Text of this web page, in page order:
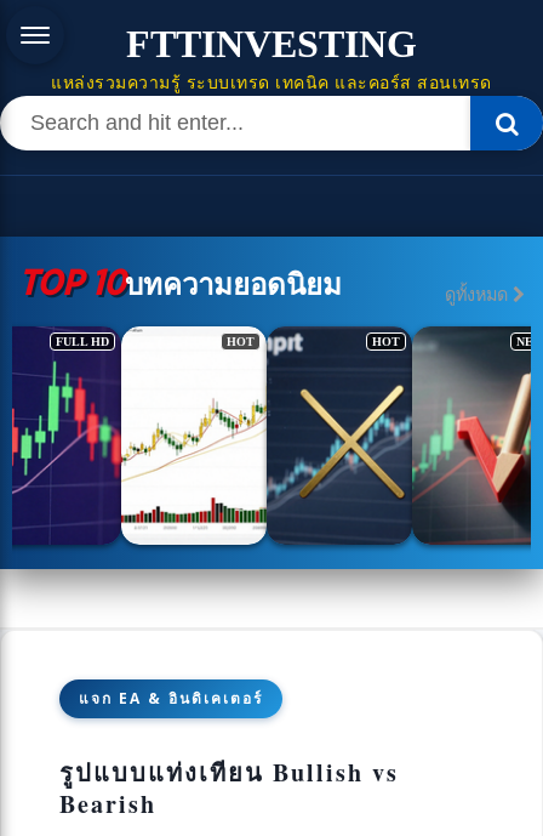
FTTINVESTING
แหล่งรวมความรู้ ระบบเทรด เทคนิค และคอร์ส สอนเทรด
TOP 10บทความยอดนิยม ดูทั้งหมด
HOT HOT NEW HOT
แจก EA & อินดิเคเตอร์
รูปแบบแท่งเทียน Bullish vs
Bearish